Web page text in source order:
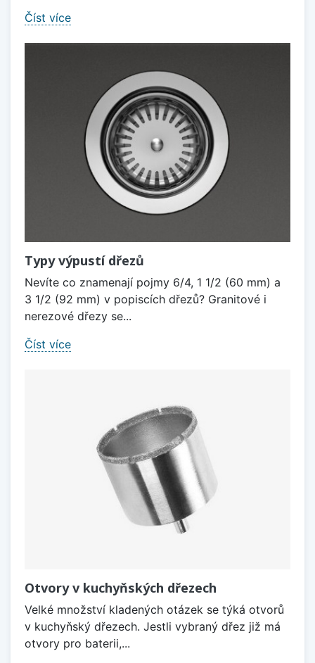
Číst více
Typy výpustí dřezů
Nevíte co znamenají pojmy 6/4, 1 1/2 (60 mm) a
3 1/2 (92 mm) v popiscích dřezů? Granitové i
nerezové dřezy se...
Číst více
Otvory v kuchyňských dřezech
Velké množství kladených otázek se týká otvorů
v kuchyňský dřezech. Jestli vybraný dřez již má
otvory pro baterii,...